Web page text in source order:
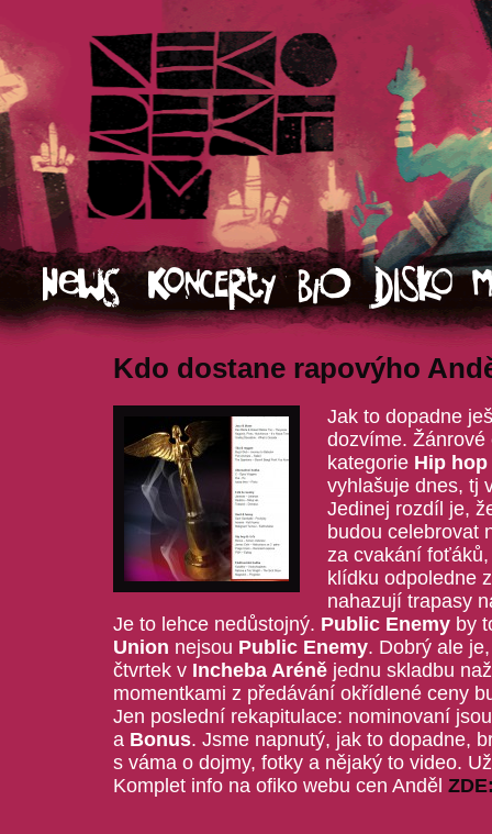
Kdo dostane rapovýho
Jak to dopadne
dozvíme.
kategorie Hip hop
vyhlašuje dnes, tj
Jedinej rozdíl je,
budou celebrovat
za cvakání
klídku odpoledne
nahazují trapasy
Je to lehce nedůstojný. Public Enemyby
Union nejsou Public Enemy. Dobrý ale
čtvrtek v Incheba Arénějednu skladbu
momentkami z předávání okřídlené ceny
Jen poslední rekapitulace: nominovaní
a Bonus. Jsme napnutý, jak to dopadne,
s váma o dojmy, fotky a nějaký to video.
Komplet info na ofiko webu cen Anděl